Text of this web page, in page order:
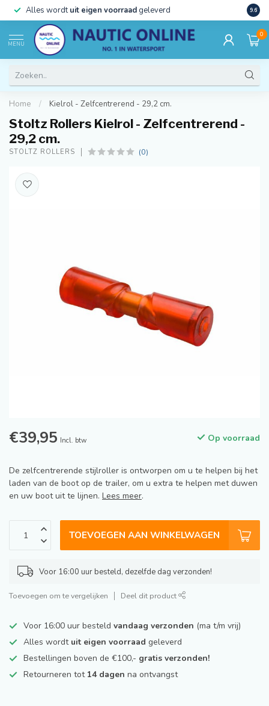
Alles wordtuit eigen voorraad geleverd 9.6
MENU
0
Home / Kielrol - Zelfcentrerend - 29,2 cm.
Stoltz Rollers Kielrol - Zelfcentrerend -
29,2 cm.
STOLTZ ROLLERS (0)
€39,95 Incl. btw Op voorraad
De zelfcentrerende stijlroller is ontworpen om u te helpen bij het
laden van de boot op de trailer, om u extra te helpen met duwen
en uw boot uit te lijnen. Lees meer.
TOEVOEGEN AAN WINKELWAGEN
Voor 16:00 uur besteld, dezelfde dag verzonden!
Toevoegen om te vergelijken Deel dit product
Voor 16:00 uur besteld vandaag verzonden (ma t/m vrij)
Alles wordt uit eigen voorraad geleverd
Bestellingen boven de €100,- gratis verzonden!
Retourneren tot 14 dagen na ontvangst